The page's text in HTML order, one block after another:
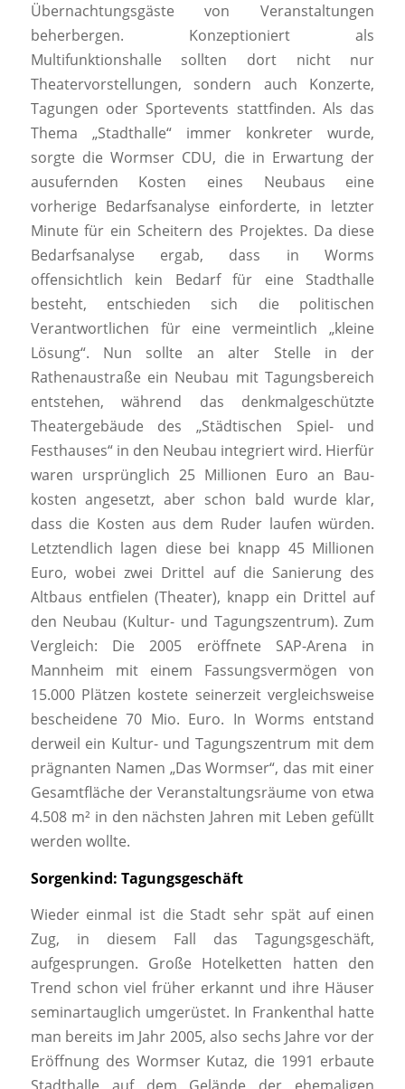
Übernachtungsgäste von Veranstaltungen
beherbergen. Konzeptioniert als
Multifunktionshalle sollten dort nicht nur
Theatervorstellungen, sondern auch Konzerte,
Tagungen oder Sportevents stattfinden. Als das
Thema „Stadthalle“ immer konkreter wurde,
sorgte die Wormser CDU, die in Erwartung der
ausufernden Kosten eines Neubaus eine
vorherige Bedarfsanalyse einforderte, in letzter
Minute für ein Scheitern des Projektes. Da diese
Bedarfsanalyse ergab, dass in Worms
offensichtlich kein Bedarf für eine Stadthalle
besteht, entschieden sich die politischen
Verantwortlichen für eine vermeintlich „kleine
Lösung“. Nun sollte an alter Stelle in der
Rathenaustraße ein Neubau mit Tagungsbereich
entstehen, während das denkmalgeschützte
Theatergebäude des „Städtischen Spiel- und
Festhauses“ in den Neubau integriert wird. Hierfür
waren ursprünglich 25 Millionen Euro an Bau-
kosten angesetzt, aber schon bald wurde klar,
dass die Kosten aus dem Ruder laufen würden.
Letztendlich lagen diese bei knapp 45 Millionen
Euro, wobei zwei Drittel auf die Sanierung des
Altbaus entfielen (Theater), knapp ein Drittel auf
den Neubau (Kultur- und Tagungszentrum). Zum
Vergleich: Die 2005 eröffnete SAP-Arena in
Mannheim mit einem Fassungsvermögen von
15.000 Plätzen kostete seinerzeit vergleichsweise
bescheidene 70 Mio. Euro. In Worms entstand
derweil ein Kultur- und Tagungszentrum mit dem
prägnanten Namen „Das Wormser“, das mit einer
Gesamtfläche der Veranstaltungsräume von etwa
4.508 m² in den nächsten Jahren mit Leben gefüllt
werden wollte.
Sorgenkind: Tagungsgeschäft
Wieder einmal ist die Stadt sehr spät auf einen
Zug, in diesem Fall das Tagungsgeschäft,
aufgesprungen. Große Hotelketten hatten den
Trend schon viel früher erkannt und ihre Häuser
seminartauglich umgerüstet. In Frankenthal hatte
man bereits im Jahr 2005, also sechs Jahre vor der
Eröffnung des Wormser Kutaz, die 1991 erbaute